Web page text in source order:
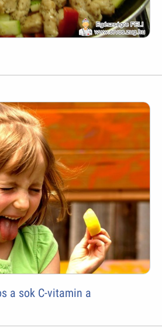
a sok C-vitamin a